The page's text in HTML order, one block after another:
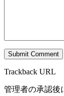
Trackback URL
管理者の承認後